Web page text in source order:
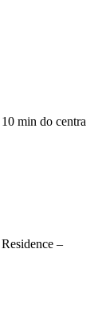
10 min do centra
Residence –